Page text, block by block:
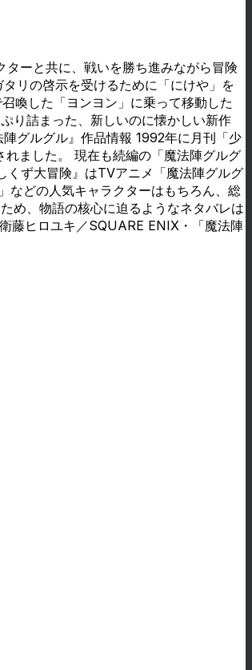
ーと共に、戦いを勝ち進みながら冒険
リの啓示を受けるために「にけや」を
喚した「ヨンヨン」に乗って移動した
り詰まった、新しいのに懐かしい新作
グルグル』作品情報 1992年に月刊「少
ました。 現在も続編の「魔法陣グルグ
ず大冒険』はTVアニメ「魔法陣グルグ
などの人気キャラクターはもちろん、総
め、物語の核心に迫るようなネタバレは
藤ヒロユキ／SQUARE ENIX・「魔法陣